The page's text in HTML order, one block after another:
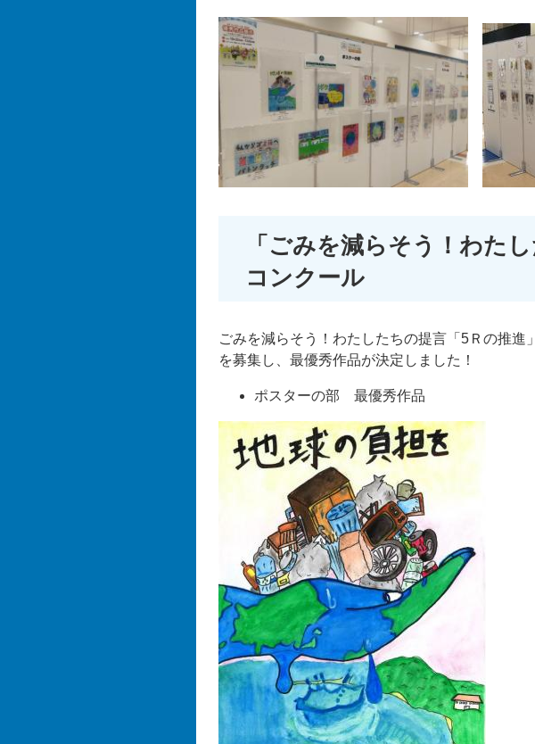
「ごみを減らそう！わた
コンクール
ごみを減らそう！わたしたちの提言「5Ｒの推
を募集し、最優秀作品が決定しました！
ポスターの部 最優秀作品​​